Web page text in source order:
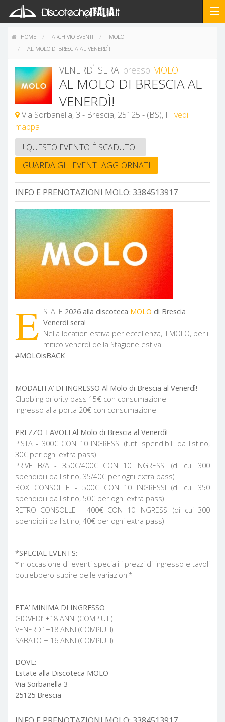
HOME ARCHIVIO EVENTI
MOLO
AL MOLO DI BRESCIA AL VENERDÌ!
VENERDÌ SERA! presso MOLO
AL MOLO DI BRESCIA AL
VENERDÌ!
Via Sorbanella, 3 - Brescia, 25125 - (BS), ITvedi
mappa
! QUESTO EVENTO È SCADUTO !
GUARDA GLI EVENTI AGGIORNATI
INFO E PRENOTAZIONI MOLO: 3384513917
E STATE 2026 alla discoteca MOLO di Brescia
Venerdì sera!
Nella location estiva per eccellenza, il MOLO, per il
mitico venerdì della Stagione estiva!
#MOLOisBACK
MODALITA’ DI INGRESSO Al Molo di Brescia al Venerdì!
Clubbing priority pass 15€ con consumazione
Ingresso alla porta 20€ con consumazione
PREZZO TAVOLI Al Molo di Brescia al Venerdì!
PISTA - 300€ CON 10 INGRESSI (tutti spendibili da listino,
30€ per ogni extra pass)
PRIVE B/A - 350€/400€ CON 10 INGRESSI (di cui 300
spendibili da listino, 35/40€ per ogni extra pass)
BOX CONSOLLE - 500€ CON 10 INGRESSI (di cui 350
spendibili da listino, 50€ per ogni extra pass)
RETRO CONSOLLE - 400€ CON 10 INGRESSI (di cui 300
spendibili da listino, 40€ per ogni extra pass)
*SPECIAL EVENTS:
*In occasione di eventi speciali i prezzi di ingresso e tavoli
potrebbero subire delle variazioni*
ETA’ MINIMA DI INGRESSO
GIOVEDI’ +18 ANNI (COMPIUTI)
VENERDI’ +18 ANNI (COMPIUTI)
SABATO + 16 ANNI (COMPIUTI)
DOVE:
Estate alla Discoteca MOLO
Via Sorbanella 3
25125 Brescia